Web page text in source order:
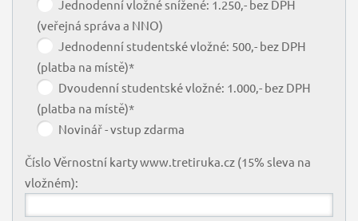
Jednodenní vložné snížené: 1.250,- bez DPH
(veřejná správa a NNO)
Jednodenní studentské vložné: 500,- bez DPH
(platba na místě)*
Dvoudenní studentské vložné: 1.000,- bez DPH
(platba na místě)*
Novinář - vstup zdarma
Číslo Věrnostní karty www.tretiruka.cz (15% sleva na
vložném):